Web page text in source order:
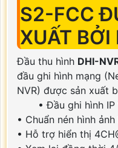
S2-FCC
XUẤT BỞI
Đầu thu hình DHI-
đầu ghi hình mạng
NVR) được sản xuất
• Đầu ghi hình IP
• Chuẩn nén hình
• Hỗ trợ hiển thị